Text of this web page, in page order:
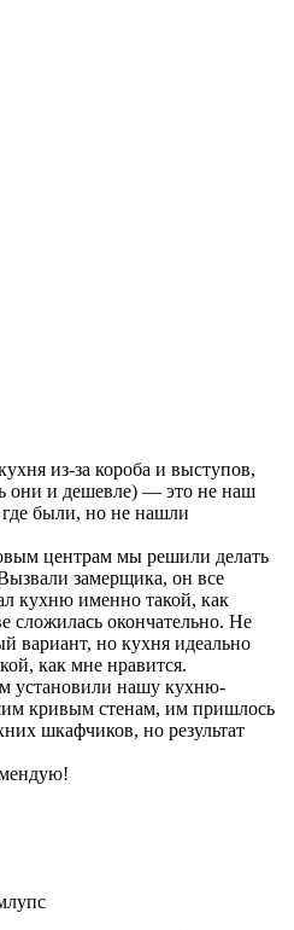
из-за короба и выступов,
они и дешевле) — это не наш
были, но не нашли
центрам мы решили делать
замерщика, он все
кухню именно такой, как
сложилась окончательно. Не
вариант, но кухня идеально
как мне нравится.
установили нашу кухню-
кривым стенам, им пришлось
шкафчиков, но результат